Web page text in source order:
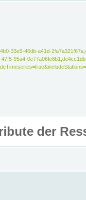
33e5-46db-a41d-
95a4-
der